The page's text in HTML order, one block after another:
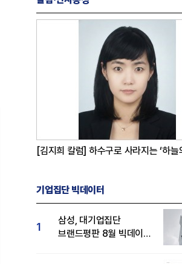
[김지희 칼럼] 하수구로 사라지는 ‘하늘
기업집단 빅데이터
1
삼성, 대기업집단
브랜드평판 8월 빅데이터